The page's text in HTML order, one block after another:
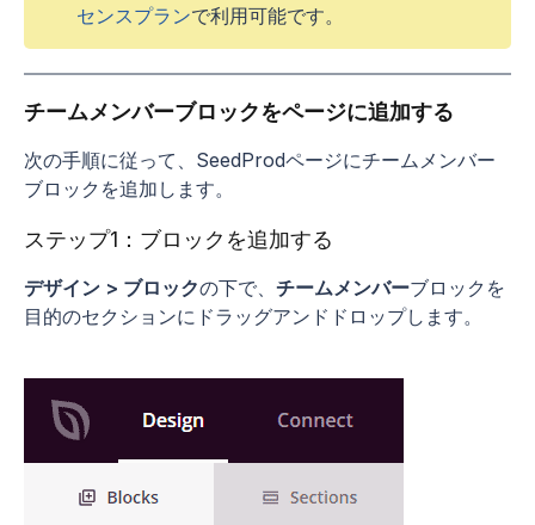
センスプランで利用可能です。
チームメンバーブロックをページに追加する
次の手順に従って、SeedProdページにチームメンバー
ブロックを追加します。
ステップ1：ブロックを追加する
デザイン > ブロックの下で、 チームメンバーブロックを
目的のセクションにドラッグアンドドロップします。